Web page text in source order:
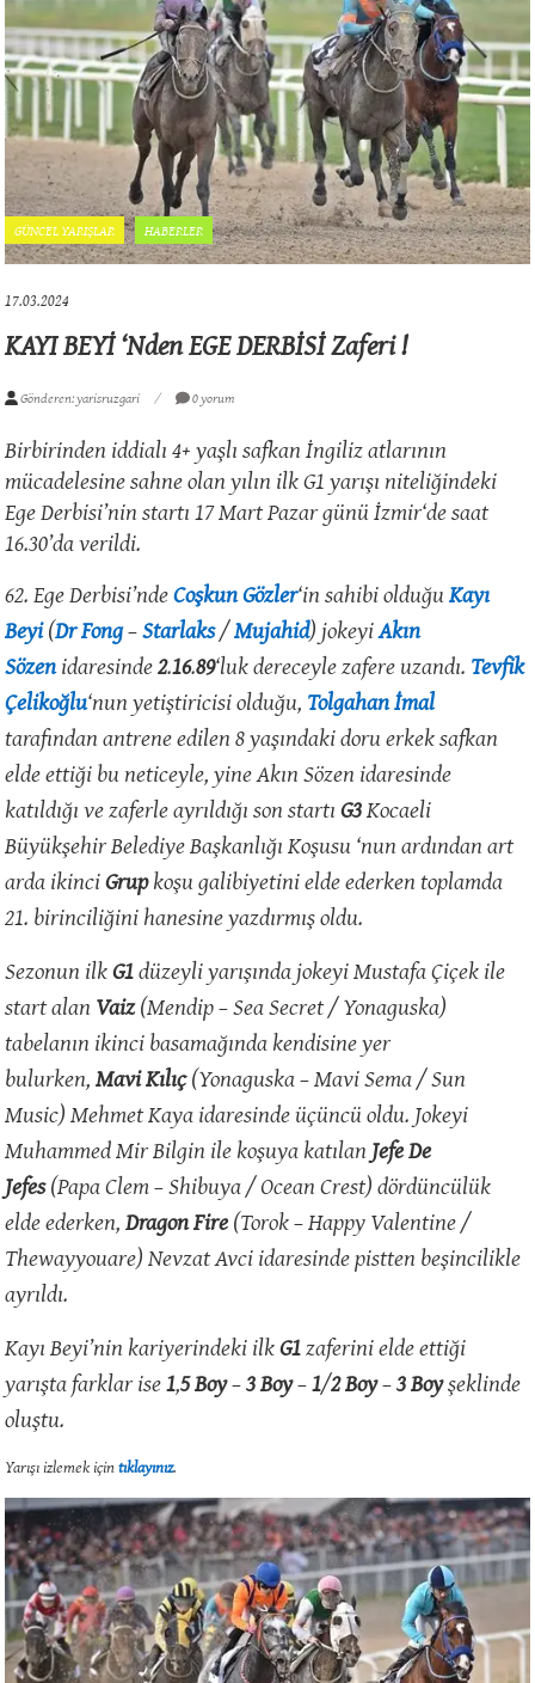
GÜNCEL YARIŞLAR HABERLER
17.03.2024
KAYI BEYİ ‘nden EGE DERBİSİ Zaferi !
Gönderen: yarisruzgari 0 yorum
Birbirinden iddialı 4+ yaşlı safkan İngiliz atlarının
mücadelesine sahne olan yılın ilk G1 yarışı niteliğindeki
Ege Derbisi’nin startı 17 Mart Pazar günü İzmir‘de saat
16.30’da verildi.
62. Ege Derbisi’ndeCoşkun Gözler‘in sahibi olduğuKayı
Beyi(Dr Fong–Starlaks/Mujahid) jokeyiAkın
Sözenidaresinde2.16.89‘luk dereceyle zafere uzandı. Tevfik
Çelikoğlu‘nun yetiştiricisi olduğu, Tolgahan İmal
tarafından antrene edilen 8 yaşındaki doru erkek safkan
elde ettiği bu neticeyle, yine Akın Sözen idaresinde
katıldığı ve zaferle ayrıldığı son startıG3Kocaeli
Büyükşehir Belediye Başkanlığı Koşusu ‘nun ardından art
arda ikinciGrupkoşu galibiyetini elde ederken toplamda
21. birinciliğini hanesine yazdırmış oldu.
Sezonun ilkG1düzeyli yarışında jokeyi Mustafa Çiçek ile
start alanVaiz(Mendip – Sea Secret / Yonaguska)
tabelanın ikinci basamağında kendisine yer
bulurken,Mavi Kılıç(Yonaguska – Mavi Sema / Sun
Music) Mehmet Kaya idaresinde üçüncü oldu. Jokeyi
Muhammed Mir Bilgin ile koşuya katılanJefe De
Jefes(Papa Clem – Shibuya / Ocean Crest) dördüncülük
elde ederken,Dragon Fire(Torok – Happy Valentine /
Thewayyouare) Nevzat Avci idaresinde pistten beşincilikle
ayrıldı.
Kayı Beyi’nin kariyerindeki ilkG1zaferini elde ettiği
yarışta farklar ise1,5 Boy–3 Boy–1/2 Boy–3 Boyşeklinde
oluştu.
Yarışı izlemek içintıklayınız.